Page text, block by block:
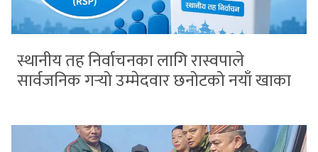
स्थानीय तह निर्वाचनका लागि रास्वपाले
सार्वजनिक गर्‍यो उम्मेदवार छनोटको नयाँ खाका